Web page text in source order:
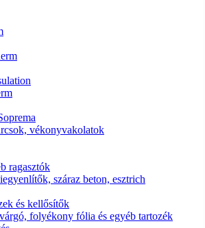
vékonyvakolatok
ragasztók
száraz beton, esztrich
és kellősítők
folyékony fólia és egyéb tartozék